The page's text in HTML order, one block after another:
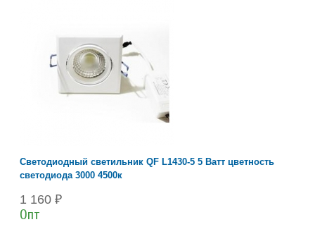
Светодиодный светильник QF L1430-5 5 Ватт цветность
светодиода 3000 4500к
1 160 ₽
Опт